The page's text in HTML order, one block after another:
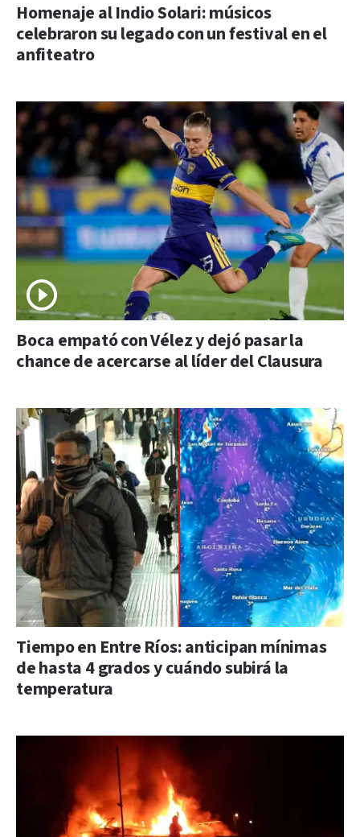
Homenaje al Indio Solari: músicos
celebraron su legado con un festival en el
anfiteatro
Boca empató con Vélez y dejó pasar la
chance de acercarse al líder del Clausura
Tiempo en Entre Ríos: anticipan mínimas
de hasta 4 grados y cuándo subirá la
temperatura